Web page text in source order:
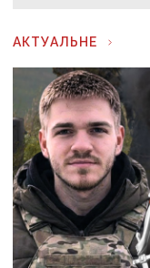
АКТУАЛЬНЕ